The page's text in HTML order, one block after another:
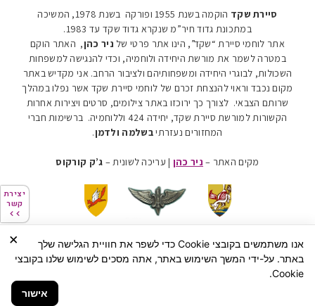
יצירת
קשר
יצירת
קשר
סיירת שקד
הוקמה בשנת 1955 ופורקה בשנת 1978, המשיכה
במתכונת גדוד חיר”מ שנקרא גדוד שקד עד 1983
.
אתר לוחמי סיירת “שקד”, הינו אתר פרטי של ניר כהן, האתר הוקם
במטרה לשמר את מורשת היחידה ולוחמיה, וכדי להנגישה למשפחות
השכולות, לבוגרי היחידה ומשפחותיהם ולציבור הרחב. אני מקדיש באתר
מקום נכבד וראוי להנצחת זכרם של לוחמי סיירת שקד אשר נפלו במהלך
שרותם הצבאי. לצורך כך ירוכזו באתר צילומים, סרטים ויצירות אחרות
הקשורות למורשת סיירת שקד, יחידה 424 וללוחמיה.
ברשימות חברי
המחזורים נעזרתיבשלמה ולדמן.
מקים האתר – ניר כהן | עריכה לשונית – ג’ק קורקוס
הצהרת נגישות
מדיניות פרטיות
כל הזכויות שמורות Ⓒ לניר כהן
×
אנו משתמשים בקובצי Cookie כדי לשפר את חוויית הגלישה שלך
באתר. על-ידי המשך השימוש באתר, אתה מסכים לשימוש שלנו בקובצי
Cookie.
אישור